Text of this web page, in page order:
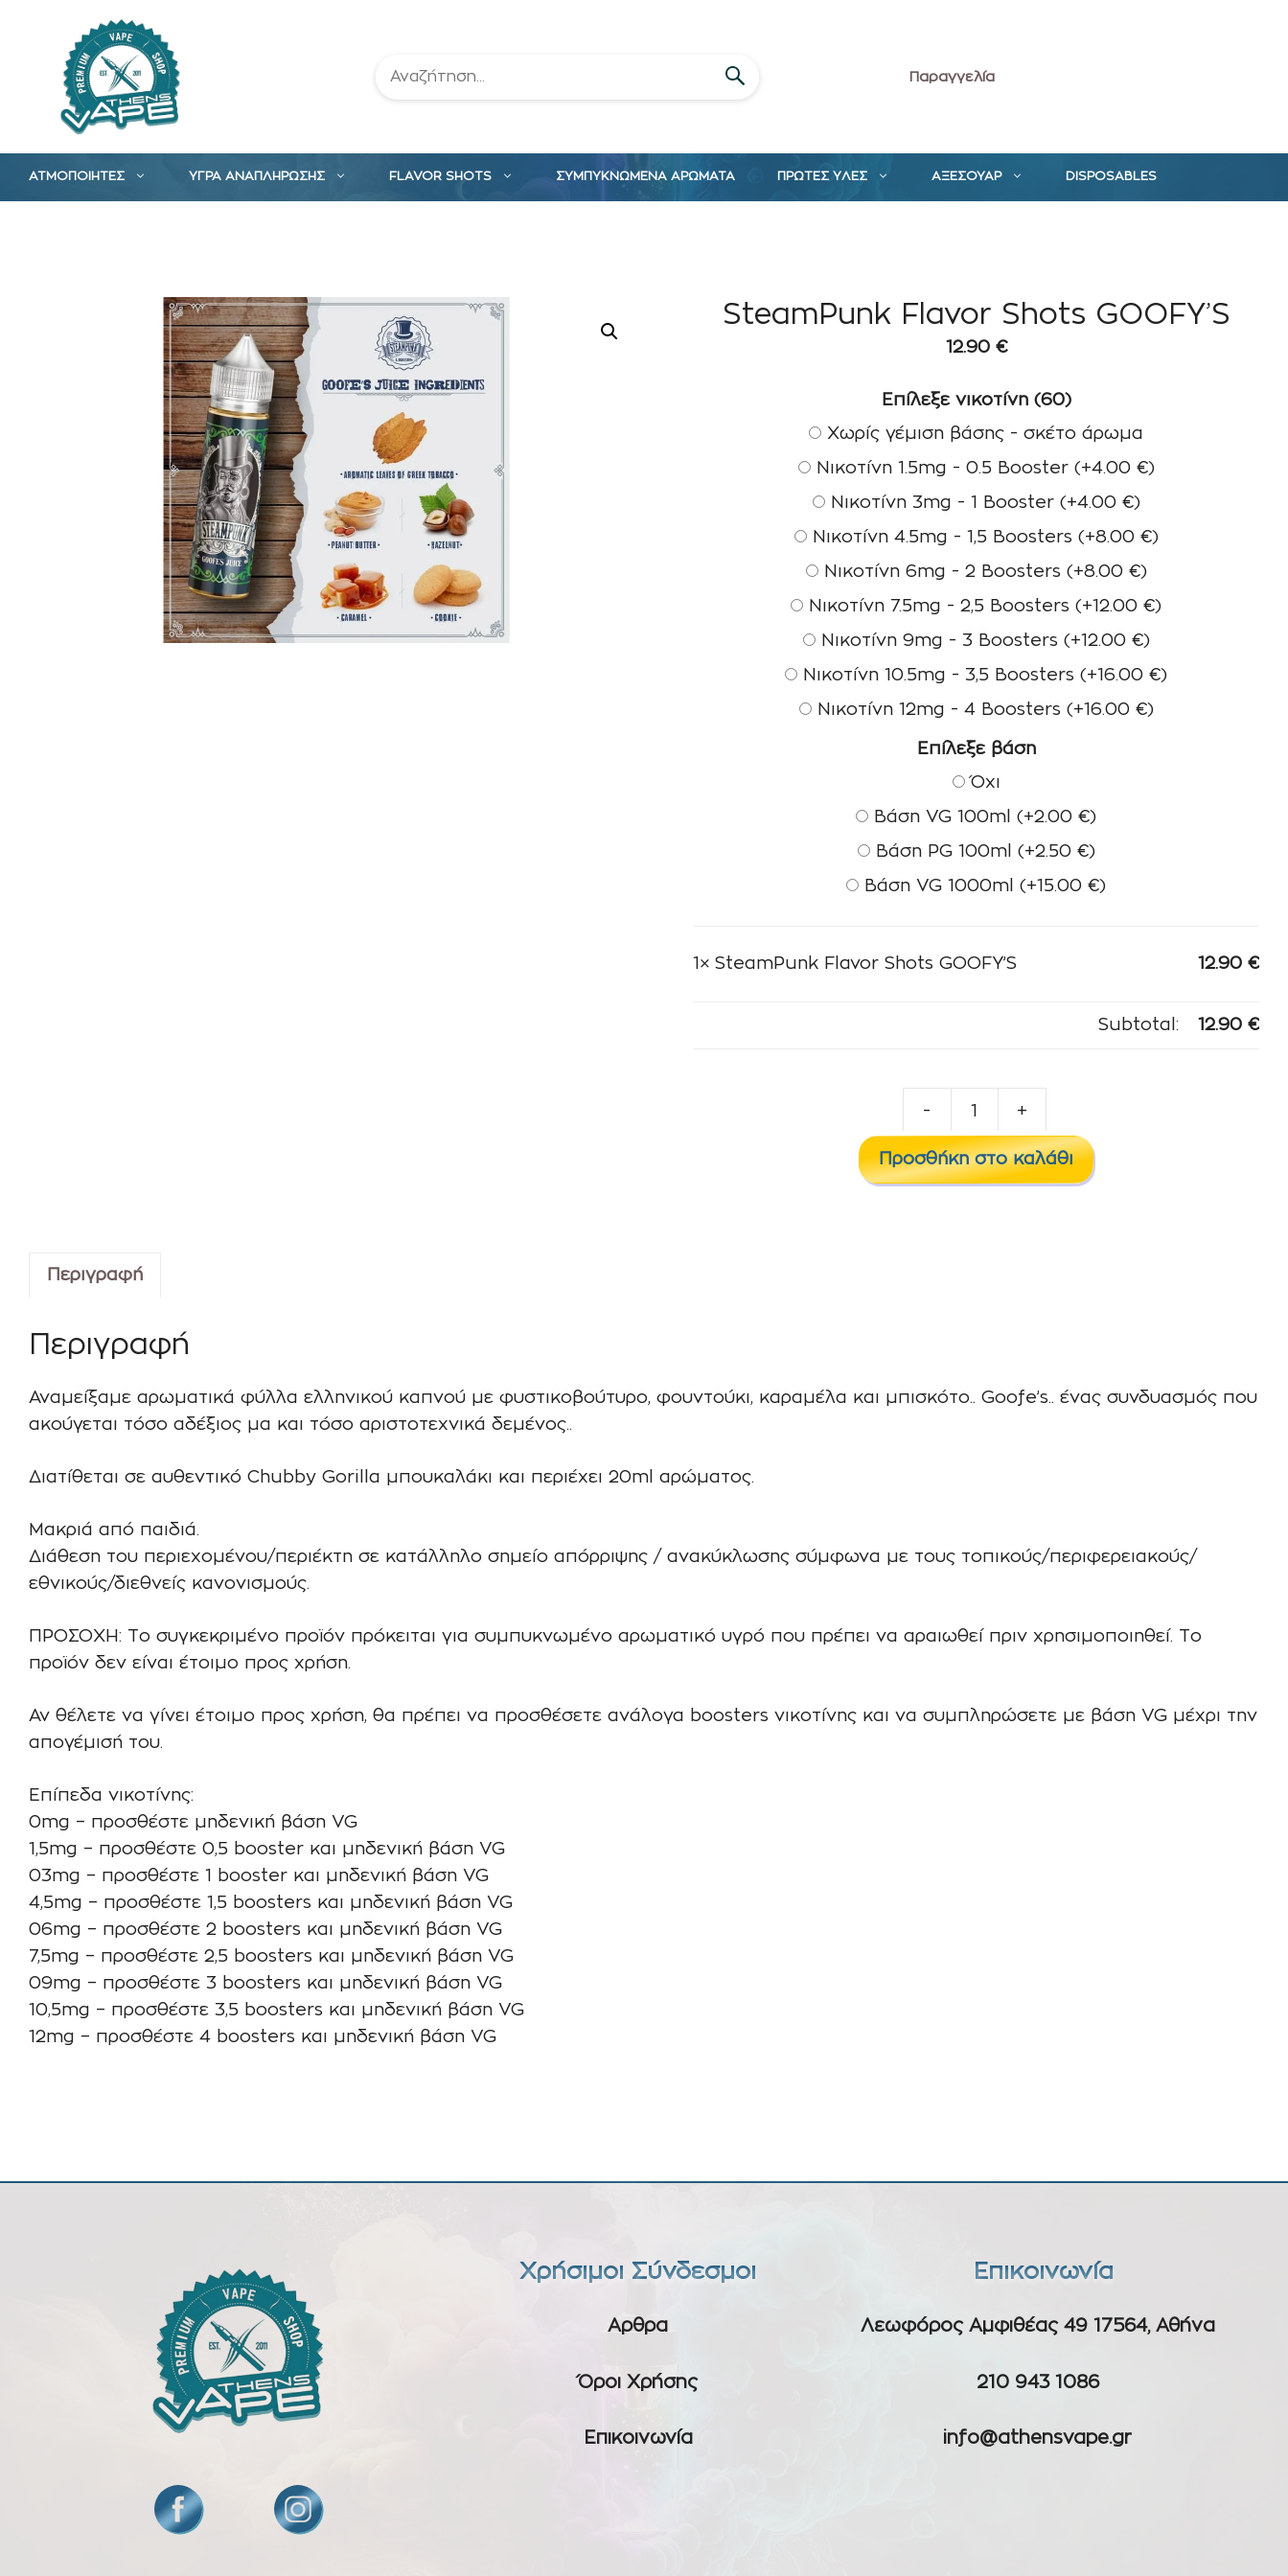
περιεχόμενο
Παραγγελία
ΑΤΜΟΠΟΙΗΤΕΣ ΥΓΡΑ ΑΝΑΠΛΗΡΩΣΗΣ FLAVOR SHOTS ΣΥΜΠΥΚΝΩΜΕΝΑ ΑΡΩΜΑΤΑ ΠΡΩΤΕΣ ΥΛΕΣ ΑΞΕΣΟΥΑΡ DISPOSABLES
SteamPunk Flavor Shots GOOFY’S
12.90 €
Επίλεξε νικοτίνη (60)
Χωρίς γέμιση βάσης - σκέτο άρωμα
Νικοτίνη 1.5mg - 0.5 Booster (+4.00 €)
Νικοτίνη 3mg - 1 Booster (+4.00 €)
Νικοτίνη 4.5mg - 1,5 Boosters (+8.00 €)
Νικοτίνη 6mg - 2 Boosters (+8.00 €)
Νικοτίνη 7.5mg - 2,5 Boosters(+12.00€)
Νικοτίνη 9mg - 3 Boosters (+12.00 €)
Νικοτίνη 10.5mg - 3,5 Boosters(+16.00€)
Νικοτίνη 12mg - 4 Boosters (+16.00 €)
Επίλεξε βάση
Όχι
Βάση VG 100ml(+2.00€)
Βάση PG 100ml (+2.50 €)
Βάση VG 1000ml(+15.00€)
1× SteamPunk Flavor Shots GOOFY’S 12.90 €
Subtotal: 12.90 €
-
Flavor
Shots
+
Προσθήκη στο καλάθι
Περιγραφή
Περιγραφή
Αναμείξαμε αρωματικά φύλλα ελληνικού καπνού με φυστικοβούτυρο, φουντούκι, καραμέλα και μπισκότο.. Goofe’s.. ένας συνδυασμός που
ακούγεται τόσο αδέξιος μα και τόσο αριστοτεχνικά δεμένος..
Διατίθεται σε αυθεντικό Chubby Gorilla μπουκαλάκι και περιέχει 20ml αρώματος.
Μακριά από παιδιά.
Διάθεση του περιεχομένου/περιέκτη σε κατάλληλο σημείο απόρριψης / ανακύκλωσης σύμφωνα με τους τοπικούς/περιφερειακούς/
εθνικούς/διεθνείς κανονισμούς.
ΠΡΟΣΟΧΗ: Το συγκεκριμένο προϊόν πρόκειται για συμπυκνωμένο αρωματικό υγρό που πρέπει να αραιωθεί πριν χρησιμοποιηθεί. Το
προϊόν δεν είναι έτοιμο προς χρήση.
Αν θέλετε να γίνει έτοιμο προς χρήση, θα πρέπει να προσθέσετε ανάλογα boosters νικοτίνης και να συμπληρώσετε με βάση VG μέχρι την
απογέμισή του.
Επίπεδα νικοτίνης:
0mg – προσθέστε μηδενική βάση VG
1,5mg – προσθέστε 0,5 booster και μηδενική βάση VG
03mg – προσθέστε 1 booster και μηδενική βάση VG
4,5mg – προσθέστε 1,5 boosters και μηδενική βάση VG
06mg – προσθέστε 2 boosters και μηδενική βάση VG
7,5mg – προσθέστε 2,5 boosters και μηδενική βάση VG
09mg – προσθέστε 3 boosters και μηδενική βάση VG
10,5mg – προσθέστε 3,5 boosters και μηδενική βάση VG
12mg – προσθέστε 4 boosters και μηδενική βάση VG
Χρήσιμοι Σύνδεσμοι
Αρθρα
Όροι Χρήσης
Επικοινωνία
Επικοινωνία
Λεωφόρος Αμφιθέας 49 17564, Αθήνα
210 943 1086
info@athensvape.gr